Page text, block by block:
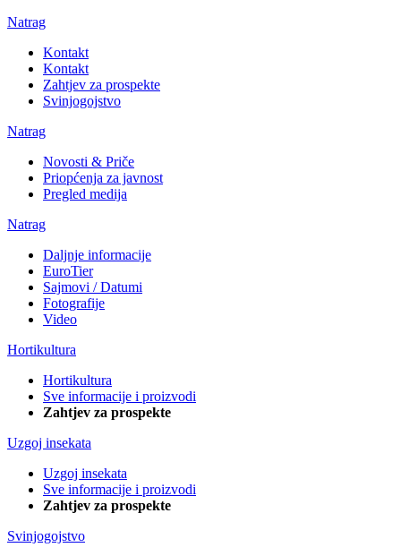
Natrag
Kontakt
Kontakt
Zahtjev za prospekte
Svinjogojstvo
Natrag
Novosti & Priče
Priopćenja za javnost
Pregled medija
Natrag
Daljnje informacije
EuroTier
Sajmovi / Datumi
Fotografije
Video
Hortikultura
Hortikultura
Sve informacije i proizvodi
Zahtjev za prospekte
Uzgoj insekata
Uzgoj insekata
Sve informacije i proizvodi
Zahtjev za prospekte
Svinjogojstvo